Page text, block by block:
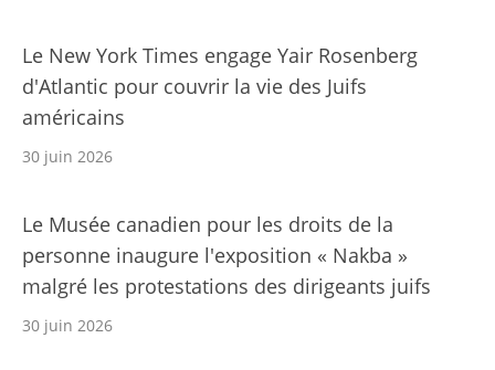
Le New York Times engage Yair Rosenberg
d'Atlantic pour couvrir la vie des Juifs
américains
30 juin 2026
Le Musée canadien pour les droits de la
personne inaugure l'exposition « Nakba »
malgré les protestations des dirigeants juifs
30 juin 2026